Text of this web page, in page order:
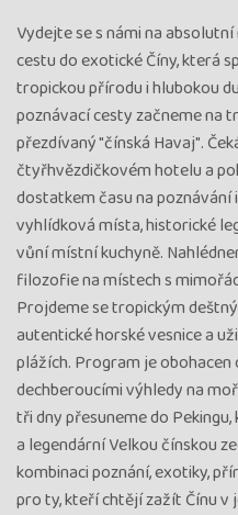
Vydejte se s námi na
cestu do exotické Číny, která
tropickou přírodu i hlubokou
poznávací cesty začneme na
přezdívaný "čínská Havaj".
čtyřhvězdičkovém hotelu a
dostatkem času na
vyhlídková místa, historické
vůní místní kuchyně.
filozofie na místech s
Projdeme se tropickým
autentické horské vesnice a
plážích. Program je
dechberoucími výhledy na
tři dny přesuneme do
a legendární Velkou čínskou
kombinaci poznání, exotiky,
pro ty, kteří chtějí zažít Čínu